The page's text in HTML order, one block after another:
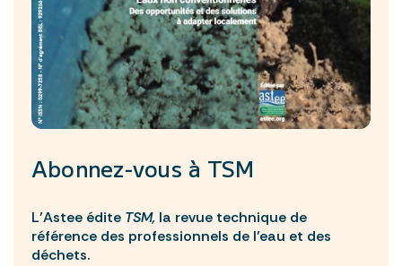
Abonnez-vous à TSM
L’Astee édite TSM, la revue technique de
référence des professionnels de l’eau et des
déchets.